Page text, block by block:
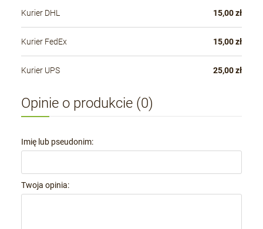
Kurier DHL 15,00 zł
Kurier FedEx 15,00 zł
Kurier UPS 25,00 zł
Opinie o produkcie (0)
Imię lub pseudonim:
Twoja opinia: